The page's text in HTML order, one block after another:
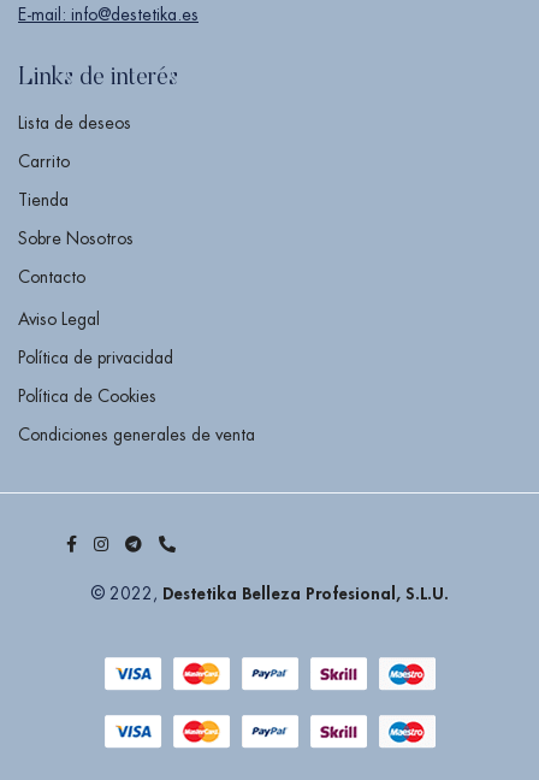
E-mail: info@destetika.es
Links de interés
Lista de deseos
Carrito
Tienda
Sobre Nosotros
Contacto
Aviso Legal
Política de privacidad
Política de Cookies
Condiciones generales de venta
© 2022, Destetika Belleza Profesional, S.L.U.